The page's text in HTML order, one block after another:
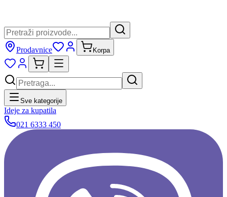
Prodavnice Korpa
Sve kategorije
Ideje za kupatila
021 6333 450